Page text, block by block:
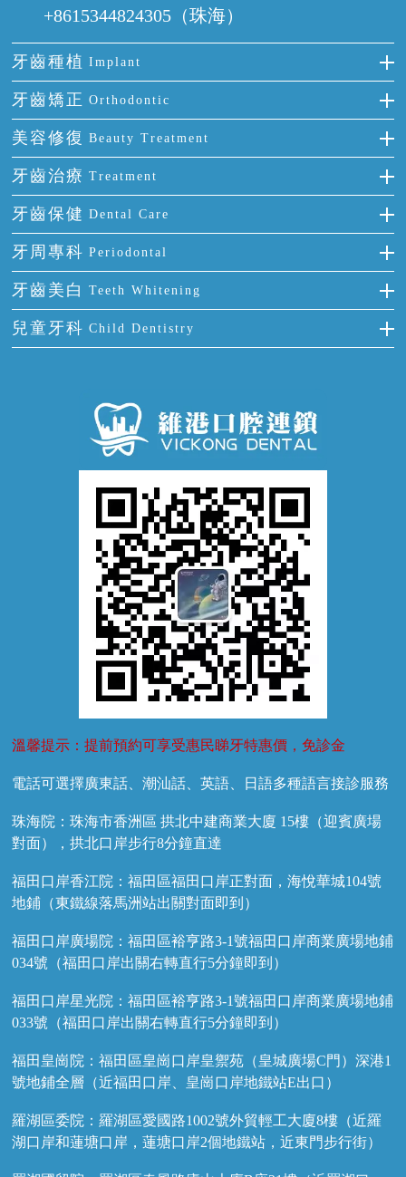
+8615344824305（珠海）
牙齒種植 Implant
種牙
單顆牙缺失
門牙缺失
多顆牙缺失
半口缺失
全口缺失
牙齒矯正 Orthodontic
隱形箍牙
前牙反頜
牙齒擁擠
牙齒前突
牙齒稀疏
美容修復 Beauty Treatment
全瓷牙
烤瓷牙
氟斑牙
四環素牙
活動假牙
牙貼面
牙齒治療 Treatment
補牙
智齒
根管治療
拔牙
牙痛
牙齒保健 Dental Care
正確刷牙
全國愛牙日
預防牙病
牙科通識
牙周專科 Periodontal
牙周炎
牙齦出血
牙齦炎
牙齦萎縮
牙齒美白 Teeth Whitening
冷光美白
兒童牙科 Child Dentistry
溫馨提示：提前預約可享受惠民睇牙特惠價，免診金
電話可選擇廣東話、潮汕話、英語、日語多種語言接診服務
珠海院：珠海市香洲區 拱北中建商業大廈 15樓（迎賓廣場
對面），拱北口岸步行8分鐘直達
福田口岸香江院：福田區福田口岸正對面，海悅華城104號
地鋪（東鐵線落馬洲站出關對面即到）
福田口岸廣場院：福田區裕亨路3-1號福田口岸商業廣場地鋪
034號（福田口岸出關右轉直行5分鐘即到）
福田口岸星光院：福田區裕亨路3-1號福田口岸商業廣場地鋪
033號（福田口岸出關右轉直行5分鐘即到）
福田皇崗院：福田區皇崗口岸皇禦苑（皇城廣場C門）深港1
號地鋪全層（近福田口岸、皇崗口岸地鐵站E出口）
羅湖區委院：羅湖區愛國路1002號外貿輕工大廈8樓（近羅
湖口岸和蓮塘口岸，蓮塘口岸2個地鐵站，近東門步行街）